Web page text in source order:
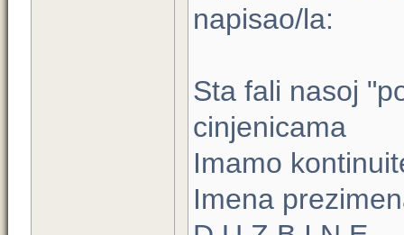
napisao/la:
Sta fali nasoj
cinjenicama
Imamo
Imena